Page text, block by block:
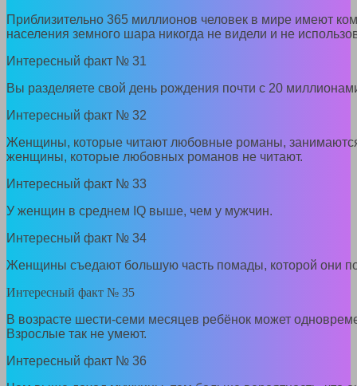
Приблизительно 365 миллионов человек в мире имеют
населения земного шара никогда не видели и не
Интересный факт № 31
Вы разделяете свой день рождения почти с 20
Интересный факт № 32
Женщины, которые читают любовные романы,
женщины, которые любовных романов не читают.
Интересный факт № 33
У женщин в среднем IQ выше, чем у мужчин.
Интересный факт № 34
Женщины съедают большую часть помады, которой они
Интересный факт № 35
В возрасте шести-семи месяцев ребёнок может
Взрослые так не умеют.
Интересный факт № 36